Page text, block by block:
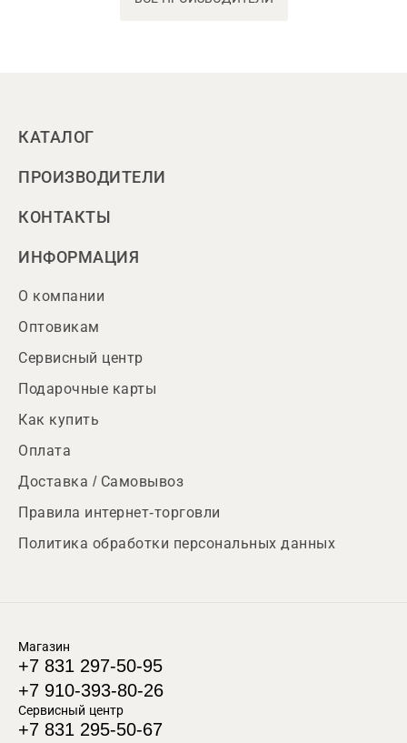
КАТАЛОГ
ПРОИЗВОДИТЕЛИ
КОНТАКТЫ
ИНФОРМАЦИЯ
О компании
Оптовикам
Сервисный центр
Подарочные карты
Как купить
Оплата
Доставка / Самовывоз
Правила интернет-торговли
Политика обработки персональных данных
Магазин
+7 831 297-50-95
+7 910-393-80-26
Сервисный центр
+7 831 295-50-67